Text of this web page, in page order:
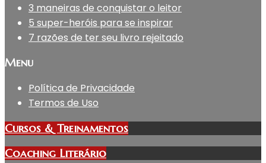
3 maneiras de conquistar o leitor
5 super-heróis para se inspirar
7 razões de ter seu livro rejeitado
Menu
Política de Privacidade
Termos de Uso
Cursos & Treinamentos
Coaching Literário